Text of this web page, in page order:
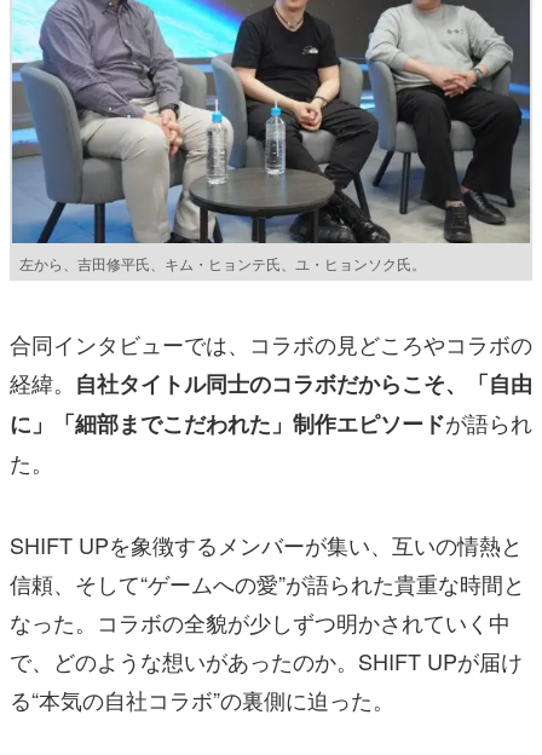
左から、吉田修平氏、キム・ヒョンテ氏、ユ・ヒョンソク氏。
合同インタビューでは、コラボの見どころやコラボの
経緯。 自社タイトル同士のコラボだからこそ、「自由
に」「細部までこだわれた」制作エピソードが語られ
た。
SHIFT UPを象徴するメンバーが集い、互いの情熱と
信頼、そして“ゲームへの愛”が語られた貴重な時間と
なった。コラボの全貌が少しずつ明かされていく中
で、どのような想いがあったのか。SHIFT UPが届け
る“本気の自社コラボ”の裏側に迫った。